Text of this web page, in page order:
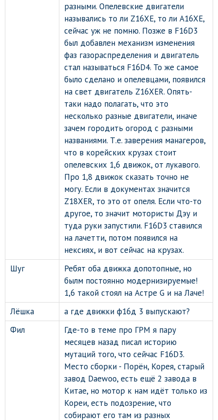
разными. Опелевские двигатели
назывались то ли Z16XE, то ли A16XE,
сейчас уж не помню. Позже в F16D3
был добавлен механизм изменения
фаз газораспределения и двигатель
стал называться F16D4. То же самое
было сделано и опелевцами, появился
на свет двигатель Z16XER. Опять-
таки надо полагать, что это
несколько разные двигатели, иначе
зачем городить огород с разными
названиями. Т.е. заверения манагеров,
что в корейских крузах стоит
опелевских 1,6 движок, от лукавого.
Про 1,8 движок сказать точно не
могу. Если в документах значится
Z18XER, то это от опеля. Если что-то
другое, то значит мотористы Дэу и
туда руки запустили. F16D3 ставился
на лачетти, потом появился на
нексиях, и вот сейчас на крузах.
Шуг
Ребят оба движка допотопные, но
былм постоянно модернизируемые!
1,6 такой стоял на Астре G и на Лаче!
Лёшка
а где движки ф16д 3 выпускают?
Фил
Где-то в теме про ГРМ я пару
месяцев назад писал историю
мутаций того, что сейчас F16D3.
Место сборки - Порён, Корея, старый
завод Daewoo, есть ещё 2 завода в
Китае, но мотор к нам идёт только из
Кореи, есть подозрение, что
собирают его там из разных